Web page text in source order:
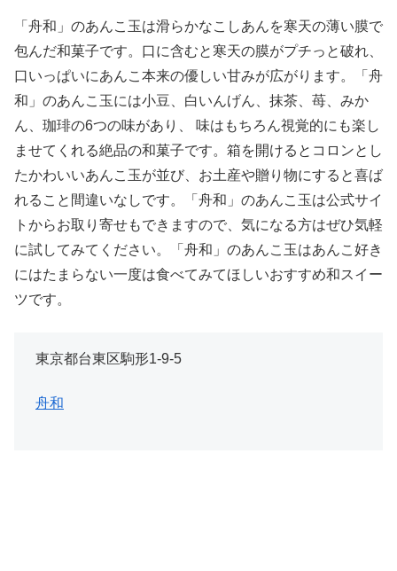
「舟和」のあんこ玉は滑らかなこしあんを寒天の薄い膜で
包んだ和菓子です。口に含むと寒天の膜がプチっと破れ、
口いっぱいにあんこ本来の優しい甘みが広がります。「舟
和」のあんこ玉には小豆、白いんげん、抹茶、苺、みか
ん、珈琲の6つの味があり、 味はもちろん視覚的にも楽し
ませてくれる絶品の和菓子です。箱を開けるとコロンとし
たかわいいあんこ玉が並び、お土産や贈り物にすると喜ば
れること間違いなしです。「舟和」のあんこ玉は公式サイ
トからお取り寄せもできますので、気になる方はぜひ気軽
に試してみてください。「舟和」のあんこ玉はあんこ好き
にはたまらない一度は食べてみてほしいおすすめ和スイー
ツです。
東京都台東区駒形1-9-5
舟和